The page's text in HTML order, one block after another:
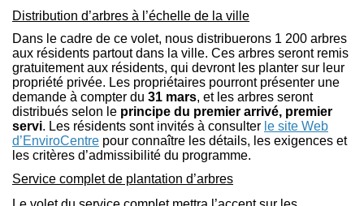
Distribution d’arbres à l’échelle de la ville
Dans le cadre de ce volet, nous distribuerons 1 200 arbres
aux résidents partout dans la ville. Ces arbres seront remis
gratuitement aux résidents, qui devront les planter sur leur
propriété privée. Les propriétaires pourront présenter une
demande à compter du 31 mars, et les arbres seront
distribués selon le principe du premier arrivé, premier
servi. Les résidents sont invités à consulter le site Web
d’EnviroCentre(Liens externes)
pour connaître les détails, les exigences et
les critères d’admissibilité du programme.
Service complet de plantation d’arbres